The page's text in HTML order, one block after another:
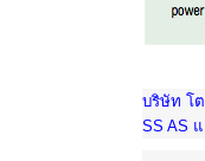
บริษัท โต
SS AS